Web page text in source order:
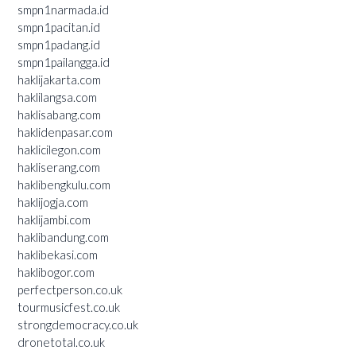
smpn1narmada.id
smpn1pacitan.id
smpn1padang.id
smpn1pailangga.id
haklijakarta.com
haklilangsa.com
haklisabang.com
haklidenpasar.com
haklicilegon.com
hakliserang.com
haklibengkulu.com
haklijogja.com
haklijambi.com
haklibandung.com
haklibekasi.com
haklibogor.com
perfectperson.co.uk
tourmusicfest.co.uk
strongdemocracy.co.uk
dronetotal.co.uk